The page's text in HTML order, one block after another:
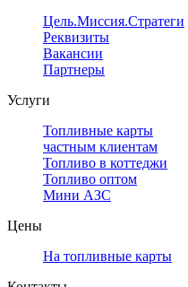
Цель.Миссия.Стратегия.
Реквизиты
Вакансии
Партнеры
Услуги
Топливные карты
частным клиентам
Топливо в коттеджи
Топливо оптом
Мини АЗС
Цены
На топливные карты